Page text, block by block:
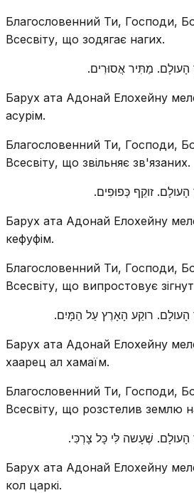
Благословенний Ти, Господи,
Всесвіту, що зодягає нагих.
מַתִּיר אֲסוּרִים.
Барух ата Адонай Елохейну
асурім.
Благословенний Ти, Господи,
Всесвіту, що звільняє зв'язаних.
זוקֵף כְּפוּפִים.
Барух ата Адонай Елохейну
кефуфім.
Благословенний Ти, Господи,
Всесвіту, що випростовує
רוקַע הָאָרֶץ עַל הַמָּיִם.
Барух ата Адонай Елохейну
хаарец ал хамаїм.
Благословенний Ти, Господи,
Всесвіту, що розстелив землю
שֶׁעָשה לִּי כָּל צָרְכִּי.
Барух ата Адонай Елохейну
кол царкі.